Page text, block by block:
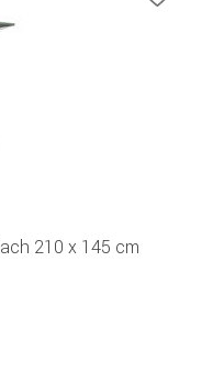
210 x 145 cm